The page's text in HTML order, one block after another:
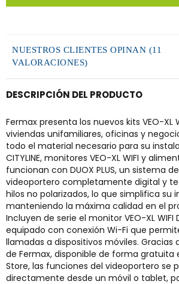
NUESTROS CLIENTES OPINAN (11
VALORACIONES)
DESCRIPCIÓN DEL PRODUCTO
Fermax presenta los nuevos kits VEO-XL
viviendas unifamiliares, oficinas y
todo el material necesario para su
CITYLINE, monitores VEO-XL WIFI y
funcionan con DUOX PLUS, un sistema
videoportero completamente digital y
hilos no polarizados, lo que simplifica su
manteniendo la máxima calidad en el
Incluyen de serie el monitor VEO-XL WIFI
equipado con conexión Wi-Fi que
llamadas a dispositivos móviles. Gracias
de Fermax, disponible de forma gratuita
Store, las funciones del videoportero se
directamente desde un móvil o tablet,